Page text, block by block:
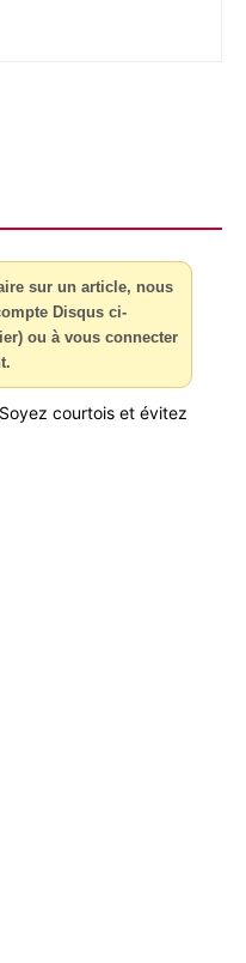
sur un article, nous
Disqus ci-
ou à vous connecter
courtois et évitez